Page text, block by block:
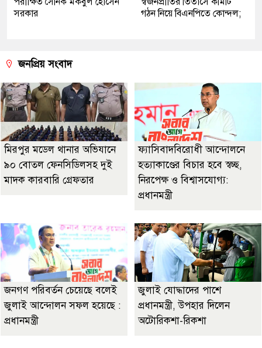
সরকার
গঠন নিয়ে বিএনপিতে কোন্দল;
জনপ্রিয় সংবাদ
মিরপুর মডেল থানার অভিযানে
৯০ বোতল ফেনসিডিলসহ দুই
মাদক কারবারি গ্রেফতার
ফ্যাসিবাদবিরোধী আন্দোলনে
হত্যাকাণ্ডের বিচার হবে স্বচ্ছ,
নিরপেক্ষ ও বিশ্বাসযোগ্য:
প্রধানমন্ত্রী
জনগণ পরিবর্তন চেয়েছে বলেই
জুলাই আন্দোলন সফল হয়েছে :
প্রধানমন্ত্রী
জুলাই যোদ্ধাদের পাশে
প্রধানমন্ত্রী, উপহার দিলেন
অটোরিকশা-রিকশা